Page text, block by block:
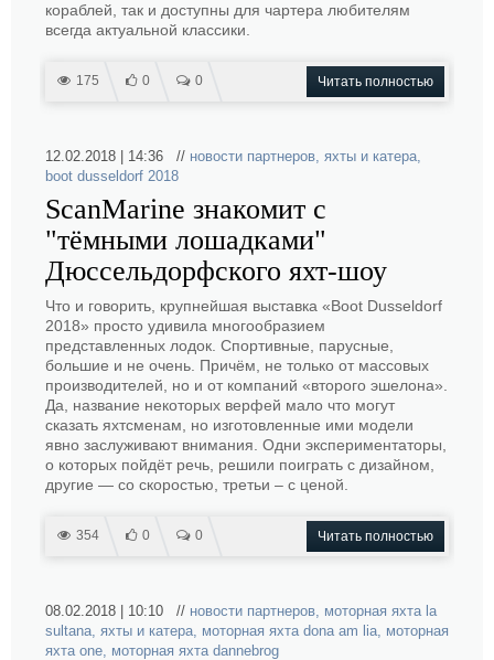
кораблей, так и доступны для чартера любителям
всегда актуальной классики.
175 0 0 Читать полностью
12.02.2018 | 14:36 // новости партнеров, яхты и катера,
boot dusseldorf 2018
ScanMarine знакомит с
"тёмными лошадками"
Дюссельдорфского яхт-шоу
Что и говорить, крупнейшая выставка «Boot Dusseldorf
2018» просто удивила многообразием
представленных лодок. Спортивные, парусные,
большие и не очень. Причём, не только от массовых
производителей, но и от компаний «второго эшелона».
Да, название некоторых верфей мало что могут
сказать яхтсменам, но изготовленные ими модели
явно заслуживают внимания. Одни экспериментаторы,
о которых пойдёт речь, решили поиграть с дизайном,
другие — со скоростью, третьи – с ценой.
354 0 0 Читать полностью
08.02.2018 | 10:10 // новости партнеров, моторная яхта la
sultana, яхты и катера, моторная яхта dona am lia, моторная
яхта one, моторная яхта dannebrog